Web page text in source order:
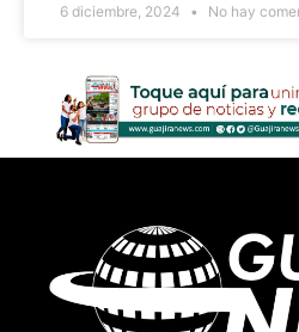
6 diciembre, 2024 No hay